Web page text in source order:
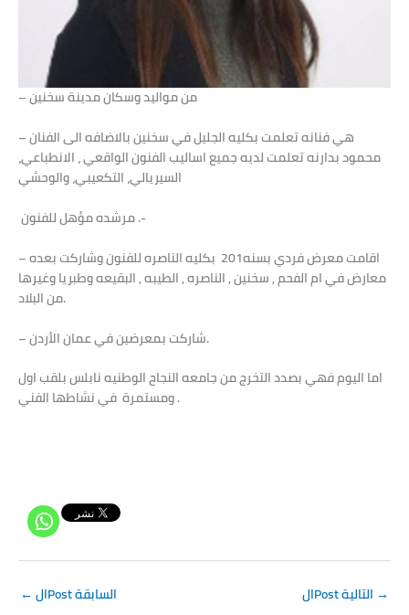
– من مواليد وسكان مدينة سخنين
– هي فنانه تعلمت بكليه الجليل في سخنين بالاضافه الى الفنان
محمود بدارنه تعلمت لديه جميع اساليب الفنون الواقعي ، الانطباعي،
السيريالي، التكعيبي، والوحشي
مرشده مؤهل للفنون .-
– اقامت معرض فردي بسنه201 بكليه الناصره للفنون وشاركت بعده
معارض في ام الفحم , سخنين , الناصره , الطيبه , البقيعه وطبريا وغيرها
من البلاد.
– شاركت بمعرضين في عمان الأردن.
اما اليوم فهي بصدد التخرج من جامعه النجاح الوطنيه نابلس بلقب اول
ومستمرة في نشاطها الفني .
← الPost السابقة →